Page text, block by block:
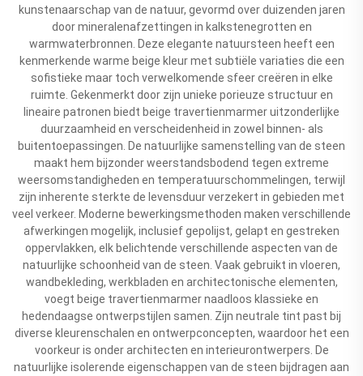
kunstenaarschap van de natuur, gevormd over duizenden jaren
door mineralenafzettingen in kalkstenegrotten en
warmwaterbronnen. Deze elegante natuursteen heeft een
kenmerkende warme beige kleur met subtiële variaties die een
sofistieke maar toch verwelkomende sfeer creëren in elke
ruimte. Gekenmerkt door zijn unieke porieuze structuur en
lineaire patronen biedt beige travertienmarmer uitzonderlijke
duurzaamheid en verscheidenheid in zowel binnen- als
buitentoepassingen. De natuurlijke samenstelling van de steen
maakt hem bijzonder weerstandsbodend tegen extreme
weersomstandigheden en temperatuurschommelingen, terwijl
zijn inherente sterkte de levensduur verzekert in gebieden met
veel verkeer. Moderne bewerkingsmethoden maken verschillende
afwerkingen mogelijk, inclusief gepolijst, gelapt en gestreken
oppervlakken, elk belichtende verschillende aspecten van de
natuurlijke schoonheid van de steen. Vaak gebruikt in vloeren,
wandbekleding, werkbladen en architectonische elementen,
voegt beige travertienmarmer naadloos klassieke en
hedendaagse ontwerpstijlen samen. Zijn neutrale tint past bij
diverse kleurenschalen en ontwerpconcepten, waardoor het een
voorkeur is onder architecten en interieurontwerpers. De
natuurlijke isolerende eigenschappen van de steen bijdragen aan